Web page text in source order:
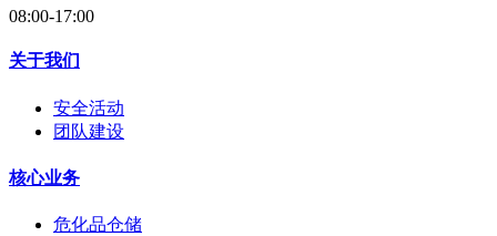
08:00-17:00
关于我们
安全活动
团队建设
核心业务
危化品仓储